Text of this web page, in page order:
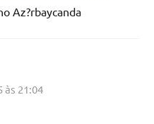
Az?rbaycanda
às 21:04